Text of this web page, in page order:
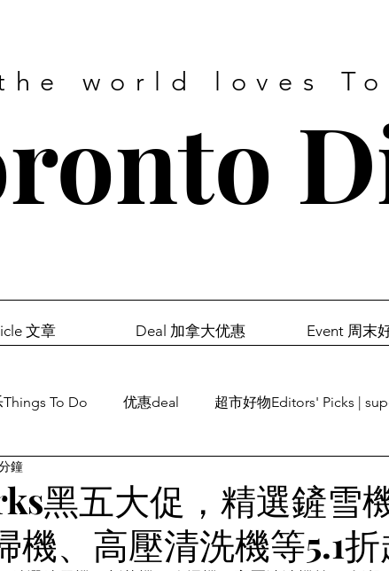
world loves
文章 Deal 加拿大优惠 Event 周末
To Do 优惠deal 超市好物Editors' Picks |
流others
黑五大促，精選鏟雪
機、高壓清洗機等5.1
鐘